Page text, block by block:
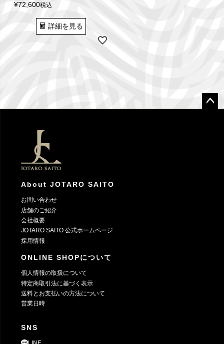
¥72,600税込
詳細を見る
About JOTARO SAITO
お問い合わせ
店舗のご紹介
会社概要
JOTARO SAITO 公式ホームページ
採用情報
ONLINE SHOPについて
個人情報の取扱について
特定商取引法に基づく表示
送料とお支払いの方法について
営業日時
SNS